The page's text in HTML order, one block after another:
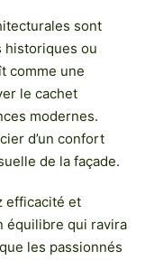
sont
historiques ou
comme une
le cachet
modernes.
d’un confort
de la façade.
efficacité et
équilibre qui ravira
les passionnés